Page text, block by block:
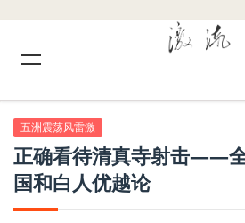
五洲震荡风雷激
正确看待清真寺射击——
国和白人优越论